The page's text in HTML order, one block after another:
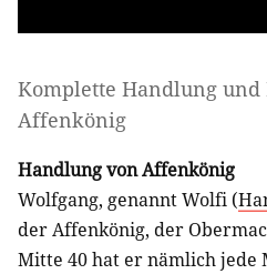
Komplette Handlung
Affenkönig
Handlung von Affenkönig
Wolfgang, genannt Wolfi (
der Affenkönig, der
Mitte 40 hat er nämlich jede